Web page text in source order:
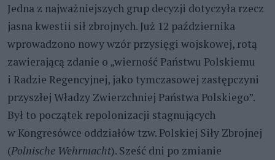
Jedna z najważniejszych grup decyzji dotyczyła rzecz
jasna kwestii sił zbrojnych. Już 12 października
wprowadzono nowy wzór przysięgi wojskowej, rotą
zawierającą zdanie o „wierność Państwu Polskiemu
i Radzie Regencyjnej, jako tymczasowej zastępczyni
przyszłej Władzy Zwierzchniej Państwa Polskiego”.
Był to początek repolonizacji stagnujących
w Kongresówce oddziałów tzw. Polskiej Siły Zbrojnej
(Polnische Wehrmacht). Sześć dni po zmianie